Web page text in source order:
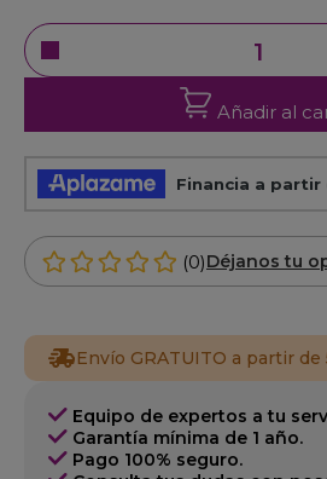
Añadir al
(0)Déjanos tu
Envío GRATUITO a partir de
Equipo de expertos a tu
Garantía mínima de 1 año.
Pago 100% seguro.